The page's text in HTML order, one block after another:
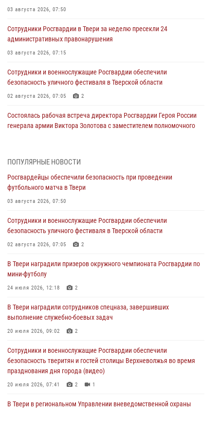
03 августа 2026, 07:50
Сотрудники Росгвардии в Твери за неделю пресекли 24
административных правонарушения
03 августа 2026, 07:15
Сотрудники и военнослужащие Росгвардии обеспечили
безопасность уличного фестиваля в Тверской области
02 августа 2026, 07:05 2
Состоялась рабочая встреча директора Росгвардии Героя России
генерала армии Виктора Золотова с заместителем полномочного
31 июля 2026, 05:42 4
Росгвардейцы в Твери приняли участие в молебне, посвященном
Дню Крещения Руси
28 июля 2026, 11:30
Сотрудники вневедомственной охраны совершили 250 выездов и
пресекли 20 правонарушений за неделю в Тверской области
27 июля 2026, 08:29
В Твери наградили призеров окружного чемпионата Росгвардии по
мини-футболу
24 июля 2026, 12:18 2
Росгвардейцы оказали помощь водителю на дороге в городе Кашин
22 июля 2026, 08:35
ПОПУЛЯРНЫЕ НОВОСТИ
Росгвардейцы обеспечили безопасность при проведении
футбольного матча в Твери
03 августа 2026, 07:50
Сотрудники и военнослужащие Росгвардии обеспечили
безопасность уличного фестиваля в Тверской области
02 августа 2026, 07:05 2
В Твери наградили призеров окружного чемпионата Росгвардии по
мини-футболу
24 июля 2026, 12:18 2
В Твери наградили сотрудников спецназа, завершивших
выполнение служебно-боевых задач
20 июля 2026, 09:02 2
Сотрудники и военнослужащие Росгвардии обеспечили
безопасность тверитян и гостей столицы Верхневолжья во время
празднования дня города (видео)
20 июля 2026, 07:41 2 1
В Твери в региональном Управлении вневедомственной охраны